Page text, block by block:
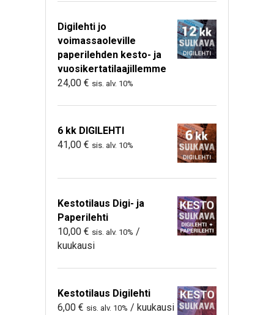
Digilehti jo
voimassaoleville
paperilehden kesto- ja
vuosikertatilaajillemme
24,00 € sis. alv. 10%
6 kk DIGILEHTI
41,00 € sis. alv. 10%
Kestotilaus Digi- ja
Paperilehti
10,00 € sis. alv. 10% /
kuukausi
Kestotilaus Digilehti
6,00 € sis. alv. 10% / kuukausi